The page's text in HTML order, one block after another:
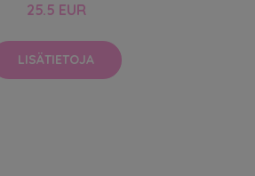
25.5 EUR
LISÄTIETOJA